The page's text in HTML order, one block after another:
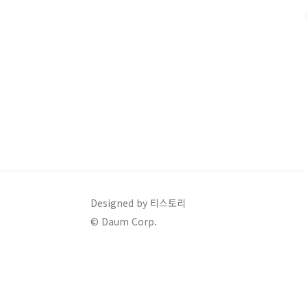
복합 기준 13~15km/L 수준이 예상됩니다.(※ 공식 발
Designed by 티스토리
© Daum Corp.